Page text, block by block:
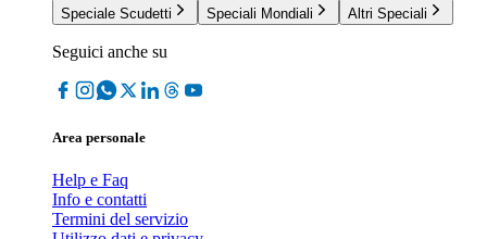
Speciale Scudetti
Speciali Mondiali Altri Speciali
Seguici anche su
Area personale
Help e Faq
Info e contatti
Termini del servizio